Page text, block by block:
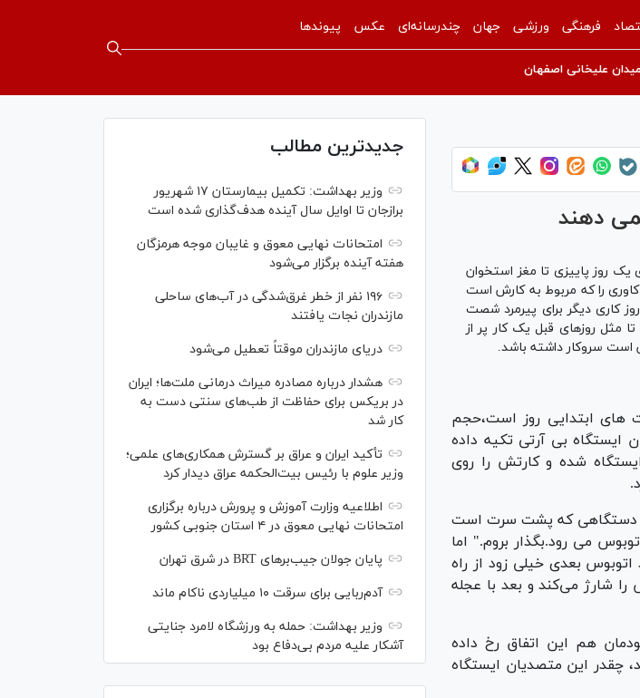
فرهنگی ورزشی جهان چندرسانه‌ای عکس پیوندها
علیخانی اصفهان
دهند
روز پاییزی تا مغز استخوان
را که مربوط به کارش است
کاری دیگر برای پیرمرد شصت
مثل روزهای قبل یک کار پر از
است سروکار داشته باشد.
های ابتدایی روز است،حجم
ایستگاه بی آرتی تکیه داده
شده و کارتش را روی
دستگاهی که پشت سرت است
می رود.بگذار بروم." اما
بعدی خیلی زود از راه
شارژ می‌کند و بعد با عجله
هم این اتفاق رخ داده
چقدر این متصدیان ایستگاه
جدیدترین مطالب
وزیر بهداشت: تکمیل بیمارستان ۱۷ شهریور
برازجان تا اوایل سال آینده هدف‌گذاری شده است
امتحانات نهایی معوق و غایبان موجه هرمزگان
هفته آینده برگزار می‌شود
۱۹۶ نفر از خطر غرق‌شدگی در آب‌های ساحلی
مازندران نجات یافتند
دریای مازندران موقتاً تعطیل می‌شود
هشدار درباره مصادره میراث درمانی ملت‌ها؛ ایران
در بریکس برای حفاظت از طب‌های سنتی دست به
کار شد
تأکید ایران و عراق بر گسترش همکاری‌های علمی؛
وزیر علوم با رئیس بیت‌الحکمه عراق دیدار کرد
اطلاعیه وزارت آموزش و پرورش درباره برگزاری
امتحانات نهایی معوق در ۴ استان جنوبی کشور
پایان جولان جیب‌بر‌های BRT در شرق تهران
آدم‌ربایی برای سرقت ۱۰ میلیاردی ناکام ماند
وزیر بهداشت: حمله به ورزشگاه لامرد جنایتی
آشکار علیه مردم بی‌دفاع بود